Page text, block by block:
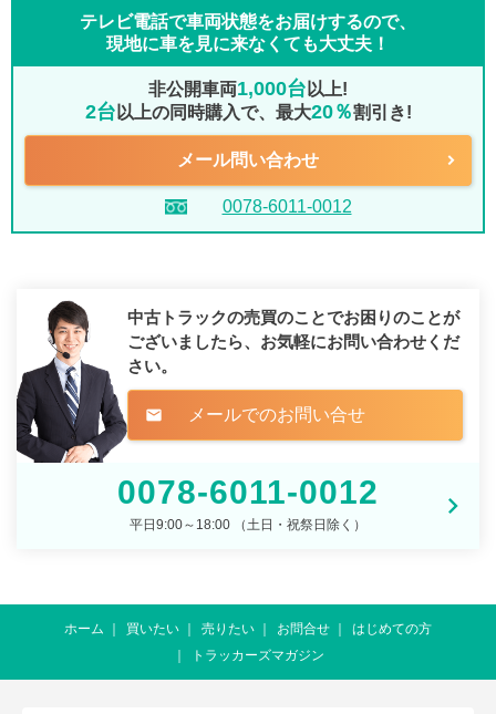
テレビ電話で車両状態をお届けするので、
現地に車を見に来なくても大丈夫！
非公開車両1,000台 以上!
2台 以上の同時購入で、最大20％割引き!
メール問い合わせ
0078-6011-0012
中古トラックの売買のことでお困りのことが
ございましたら、 お気軽にお問い合わせくだ
さい。
mail メールでのお問い合せ
0078-6011-0012
平日9:00～18:00 （土日・祝祭日除く）
ホーム 買いたい 売りたい お問合せ
はじめての方
トラッカーズマガジン